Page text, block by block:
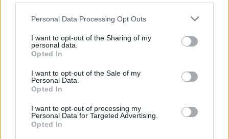
Personal Data Processing Opt Outs
I want to opt-out of the Sharing of my
personal data.
Opted In
I want to opt-out of the Sale of my
Personal Data.
Opted In
I want to opt-out of processing my
Personal Data for Targeted Advertising.
Opted In
Budoni-Latte Dolce e COS-Monastir il 30
6 Ago 2026
Colpo dell'Uta con Pisano e arriva anche
5 Ago 2026